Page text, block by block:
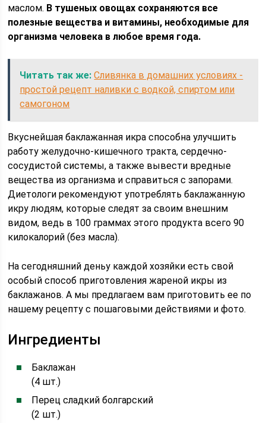
маслом. В тушеных овощах сохраняются все
полезные вещества и витамины, необходимые для
организма человека в любое время года.
Читать так же: Сливянка в домашних условиях -
простой рецепт наливки с водкой, спиртом или
самогоном
Вкуснейшая баклажанная икра способна улучшить
работу желудочно-кишечного тракта, сердечно-
сосудистой системы, а также вывести вредные
вещества из организма и справиться с запорами.
Диетологи рекомендуют употреблять баклажанную
икру людям, которые следят за своим внешним
видом, ведь в 100 граммах этого продукта всего 90
килокалорий (без масла).
На сегодняшний деньу каждой хозяйки есть свой
особый способ приготовления жареной икры из
баклажанов. А мы предлагаем вам приготовить ее по
нашему рецепту с пошаговыми действиями и фото.
Ингредиенты
Баклажан
(4 шт.)
Перец сладкий болгарский
(2 шт.)